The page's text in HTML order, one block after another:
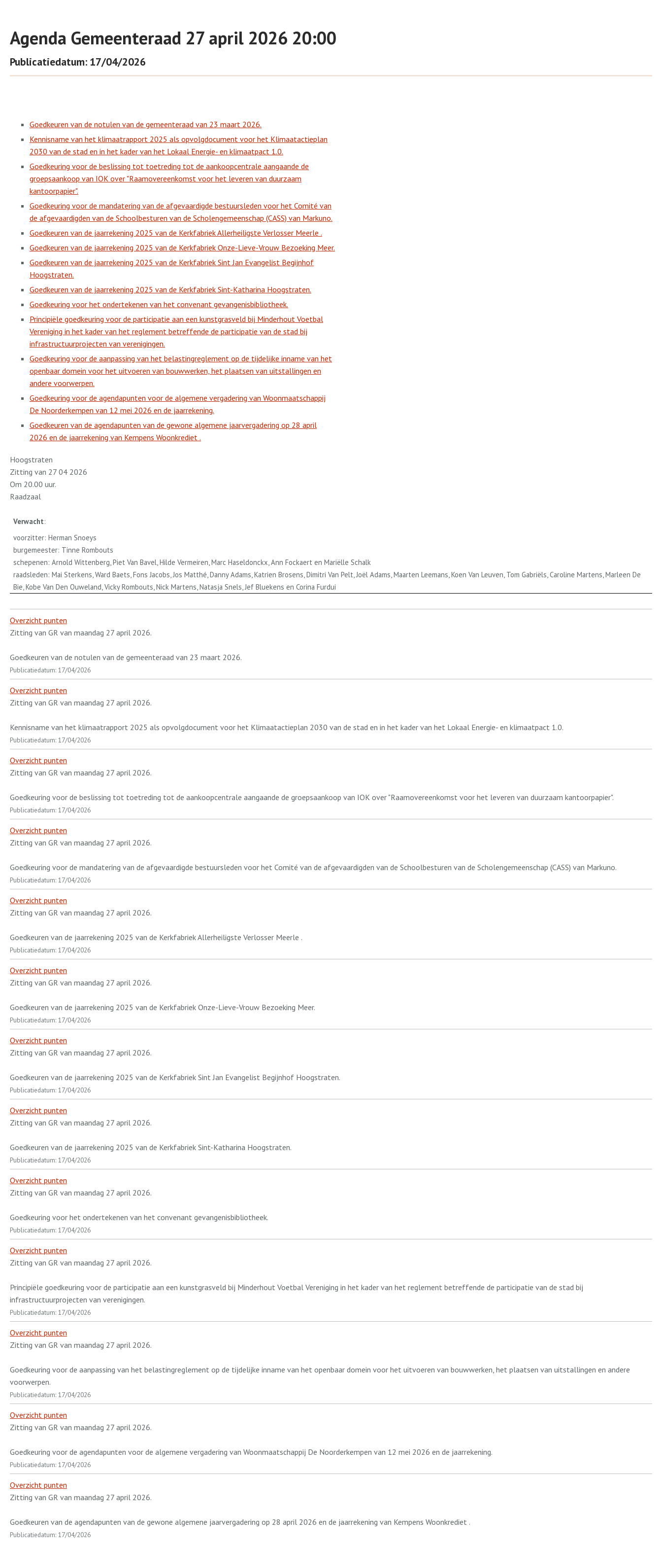
Agenda Gemeenteraad 27 april 2026 20:00
Publicatiedatum: 17/04/2026
Goedkeuren van de notulen van de gemeenteraad van 23 maart 2026.
Kennisname van het klimaatrapport 2025 als opvolgdocument voor het Klimaatactieplan
2030 van de stad en in het kader van het Lokaal Energie- en klimaatpact 1.0.
Goedkeuring voor de beslissing tot toetreding tot de aankoopcentrale aangaande de
groepsaankoop van IOK over "Raamovereenkomst voor het leveren van duurzaam
kantoorpapier".
Goedkeuring voor de mandatering van de afgevaardigde bestuursleden voor het Comité van
de afgevaardigden van de Schoolbesturen van de Scholengemeenschap (CASS) van Markuno.
Goedkeuren van de jaarrekening 2025 van de Kerkfabriek Allerheiligste Verlosser Meerle .
Goedkeuren van de jaarrekening 2025 van de Kerkfabriek Onze-Lieve-Vrouw Bezoeking Meer.
Goedkeuren van de jaarrekening 2025 van de Kerkfabriek Sint Jan Evangelist Begijnhof
Hoogstraten.
Goedkeuren van de jaarrekening 2025 van de Kerkfabriek Sint-Katharina Hoogstraten.
Goedkeuring voor het ondertekenen van het convenant gevangenisbibliotheek.
Principiële goedkeuring voor de participatie aan een kunstgrasveld bij Minderhout Voetbal
Vereniging in het kader van het reglement betreffende de participatie van de stad bij
infrastructuurprojecten van verenigingen.
Goedkeuring voor de aanpassing van het belastingreglement op de tijdelijke inname van het
openbaar domein voor het uitvoeren van bouwwerken, het plaatsen van uitstallingen en
andere voorwerpen.
Goedkeuring voor de agendapunten voor de algemene vergadering van Woonmaatschappij
De Noorderkempen van 12 mei 2026 en de jaarrekening.
Goedkeuren van de agendapunten van de gewone algemene jaarvergadering op 28 april
2026 en de jaarrekening van Kempens Woonkrediet .
Hoogstraten
Zitting van 27 04 2026
Om 20.00 uur.
Raadzaal
Verwacht:
voorzitter: Herman Snoeys
burgemeester: Tinne Rombouts
schepenen: Arnold Wittenberg, Piet Van Bavel, Hilde Vermeiren, Marc Haseldonckx, Ann Fockaert en Mariëlle Schalk
raadsleden: Mai Sterkens, Ward Baets, Fons Jacobs, Jos Matthé, Danny Adams, Katrien Brosens, Dimitri Van Pelt, Joël Adams, Maarten Leemans, Koen Van Leuven, Tom Gabriëls, Caroline Martens, Marleen De
Bie, Kobe Van Den Ouweland, Vicky Rombouts, Nick Martens, Natasja Snels, Jef Bluekens en Corina Furdui
Overzicht punten
Zitting van GR van maandag 27 april 2026.
Goedkeuren van de notulen van de gemeenteraad van 23 maart 2026.
Publicatiedatum: 17/04/2026
Overzicht punten
Zitting van GR van maandag 27 april 2026.
Kennisname van het klimaatrapport 2025 als opvolgdocument voor het Klimaatactieplan 2030 van de stad en in het kader van het Lokaal Energie- en klimaatpact 1.0.
Publicatiedatum: 17/04/2026
Overzicht punten
Zitting van GR van maandag 27 april 2026.
Goedkeuring voor de beslissing tot toetreding tot de aankoopcentrale aangaande de groepsaankoop van IOK over "Raamovereenkomst voor het leveren van duurzaam kantoorpapier".
Publicatiedatum: 17/04/2026
Overzicht punten
Zitting van GR van maandag 27 april 2026.
Goedkeuring voor de mandatering van de afgevaardigde bestuursleden voor het Comité van de afgevaardigden van de Schoolbesturen van de Scholengemeenschap (CASS) van Markuno.
Publicatiedatum: 17/04/2026
Overzicht punten
Zitting van GR van maandag 27 april 2026.
Goedkeuren van de jaarrekening 2025 van de Kerkfabriek Allerheiligste Verlosser Meerle .
Publicatiedatum: 17/04/2026
Overzicht punten
Zitting van GR van maandag 27 april 2026.
Goedkeuren van de jaarrekening 2025 van de Kerkfabriek Onze-Lieve-Vrouw Bezoeking Meer.
Publicatiedatum: 17/04/2026
Overzicht punten
Zitting van GR van maandag 27 april 2026.
Goedkeuren van de jaarrekening 2025 van de Kerkfabriek Sint Jan Evangelist Begijnhof Hoogstraten.
Publicatiedatum: 17/04/2026
Overzicht punten
Zitting van GR van maandag 27 april 2026.
Goedkeuren van de jaarrekening 2025 van de Kerkfabriek Sint-Katharina Hoogstraten.
Publicatiedatum: 17/04/2026
Overzicht punten
Zitting van GR van maandag 27 april 2026.
Goedkeuring voor het ondertekenen van het convenant gevangenisbibliotheek.
Publicatiedatum: 17/04/2026
Overzicht punten
Zitting van GR van maandag 27 april 2026.
Principiële goedkeuring voor de participatie aan een kunstgrasveld bij Minderhout Voetbal Vereniging in het kader van het reglement betreffende de participatie van de stad bij
infrastructuurprojecten van verenigingen.
Publicatiedatum: 17/04/2026
Overzicht punten
Zitting van GR van maandag 27 april 2026.
Goedkeuring voor de aanpassing van het belastingreglement op de tijdelijke inname van het openbaar domein voor het uitvoeren van bouwwerken, het plaatsen van uitstallingen en andere
voorwerpen.
Publicatiedatum: 17/04/2026
Overzicht punten
Zitting van GR van maandag 27 april 2026.
Goedkeuring voor de agendapunten voor de algemene vergadering van Woonmaatschappij De Noorderkempen van 12 mei 2026 en de jaarrekening.
Publicatiedatum: 17/04/2026
Overzicht punten
Zitting van GR van maandag 27 april 2026.
Goedkeuren van de agendapunten van de gewone algemene jaarvergadering op 28 april 2026 en de jaarrekening van Kempens Woonkrediet .
Publicatiedatum: 17/04/2026